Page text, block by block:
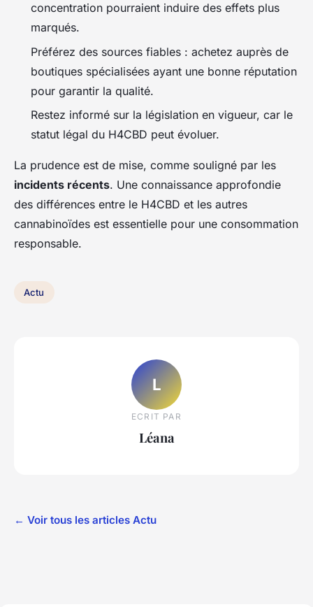
concentration pourraient induire des effets plus
marqués.
Préférez des sources fiables : achetez auprès de
boutiques spécialisées ayant une bonne réputation
pour garantir la qualité.
Restez informé sur la législation en vigueur, car le
statut légal du H4CBD peut évoluer.
La prudence est de mise, comme souligné par les
incidents récents. Une connaissance approfondie
des différences entre le H4CBD et les autres
cannabinoïdes est essentielle pour une consommation
responsable.
Actu
L
ECRIT PAR
Léana
← Voir tous les articles Actu